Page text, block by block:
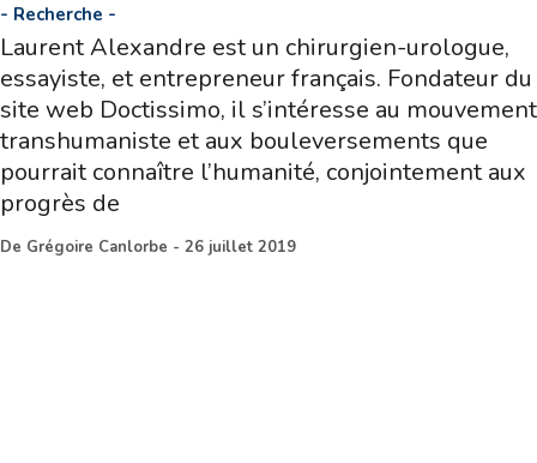
- Recherche -
Laurent Alexandre est un chirurgien-urologue,
essayiste, et entrepreneur français. Fondateur du
site web Doctissimo, il s’intéresse au mouvement
transhumaniste et aux bouleversements que
pourrait connaître l’humanité, conjointement aux
progrès de
De Grégoire Canlorbe - 26 juillet 2019